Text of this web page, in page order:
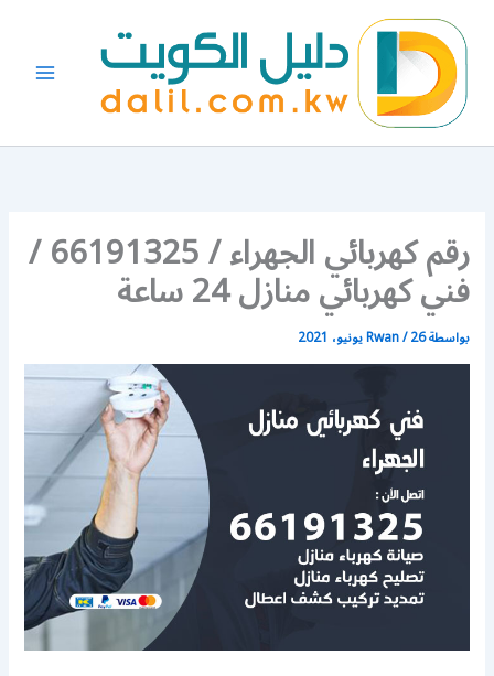
المحتوى
رقم كهربائي الجهراء / 66191325 /
فني كهربائي منازل 24 ساعة
بواسطة Rwan/26 يونيو، 2021